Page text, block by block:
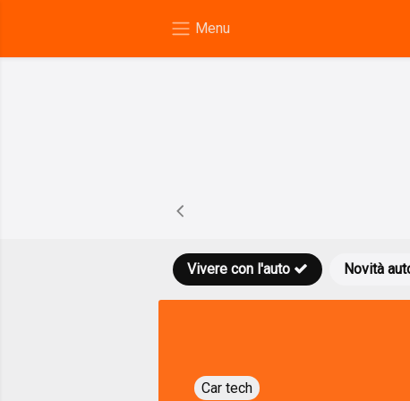
Novità
Vivere con l'auto
Car tech